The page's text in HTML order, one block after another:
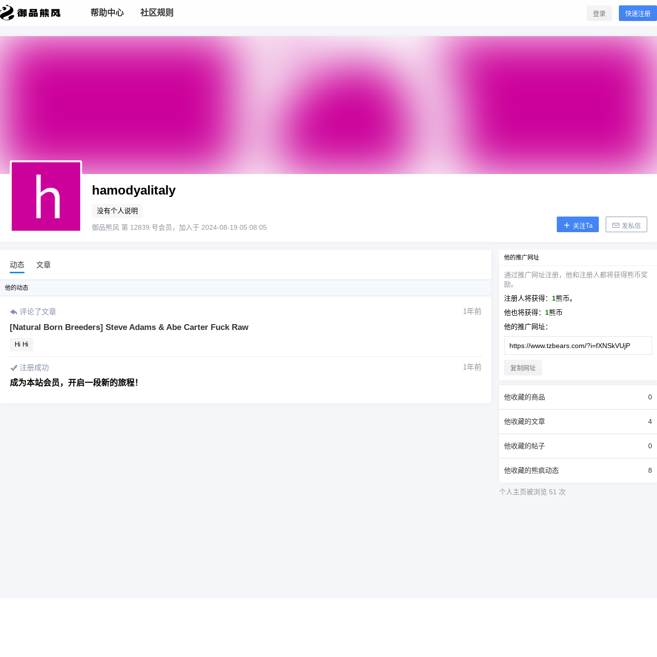
帮助中心 社区规则 登录 快速注册
hamodyalitaly
没有个人说明
御品熊风 第 12839 号会员，加入于 2024-08-19 05:08:05 关注Ta 发私信
动态 文章
他的动态
评论了文章 1年前
[Natural Born Breeders] Steve Adams & Abe Carter Fuck Raw
Hi Hi
注册成功 1年前
成为本站会员，开启一段新的旅程！
他的推广网址
通过推广网址注册， 他和注册人都将获得熊币奖
励。
注册人将获得： 1熊币。
他也将获得： 1熊币
他的推广网址：
复制网址
他收藏的商品 0
他收藏的文章 4
他收藏的帖子 0
他收藏的熊疯动态 8
个人主页被浏览 51 次
限。